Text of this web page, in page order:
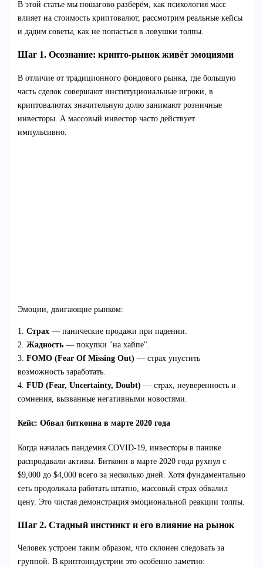
В этой статье мы пошагово разберём, как психология масс
влияет на стоимость криптовалют, рассмотрим реальные кейсы
и дадим советы, как не попасться в ловушки толпы.
Шаг 1. Осознание: крипто-рынок живёт эмоциями
В отличие от традиционного фондового рынка, где большую
часть сделок совершают институциональные игроки, в
криптовалютах значительную долю занимают розничные
инвесторы. А массовый инвестор часто действует
импульсивно.
Эмоции, двигающие рынком:
1. Страх— панические продажи при падении.
2. Жадность— покупки "на хайпе".
3. FOMO (Fear Of Missing Out) — страх упустить
возможность заработать.
4. FUD (Fear, Uncertainty, Doubt) — страх, неуверенность и
сомнения, вызванные негативными новостями.
Кейс: Обвал биткоина в марте 2020 года
Когда началась пандемия COVID-19, инвесторы в панике
распродавали активы. Биткоин в марте 2020 года рухнул с
$9,000 до $4,000 всего за несколько дней. Хотя фундаментально
сеть продолжала работать штатно, массовый страх обвалил
цену. Это чистая демонстрация эмоциональной реакции толпы.
Шаг 2. Стадный инстинкт и его влияние на рынок
Человек устроен таким образом, что склонен следовать за
группой. В криптоиндустрии это особенно заметно: